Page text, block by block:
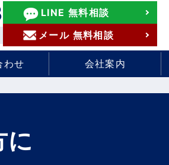
わせ 会社案内
LINE 無料相談
メール 無料相談
に